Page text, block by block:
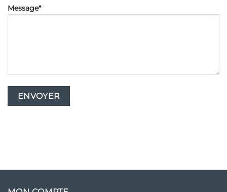
Message*